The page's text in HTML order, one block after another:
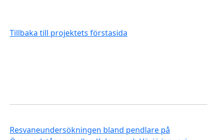
Tillbaka till projektets förstasida
Resvaneundersökningen bland pendlare på